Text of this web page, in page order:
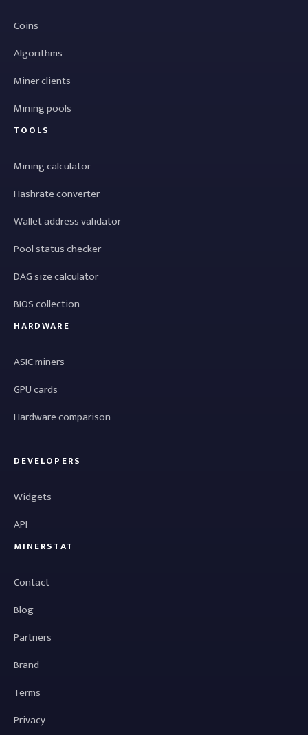
Coins
Algorithms
Miner clients
Mining pools
TOOLS
Mining calculator
Hashrate converter
Wallet address validator
Pool status checker
DAG size calculator
BIOS collection
HARDWARE
ASIC miners
GPU cards
Hardware comparison
DEVELOPERS
Widgets
API
MINERSTAT
Contact
Blog
Partners
Brand
Terms
Privacy